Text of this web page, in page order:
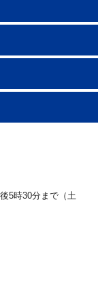
5時30分まで（土